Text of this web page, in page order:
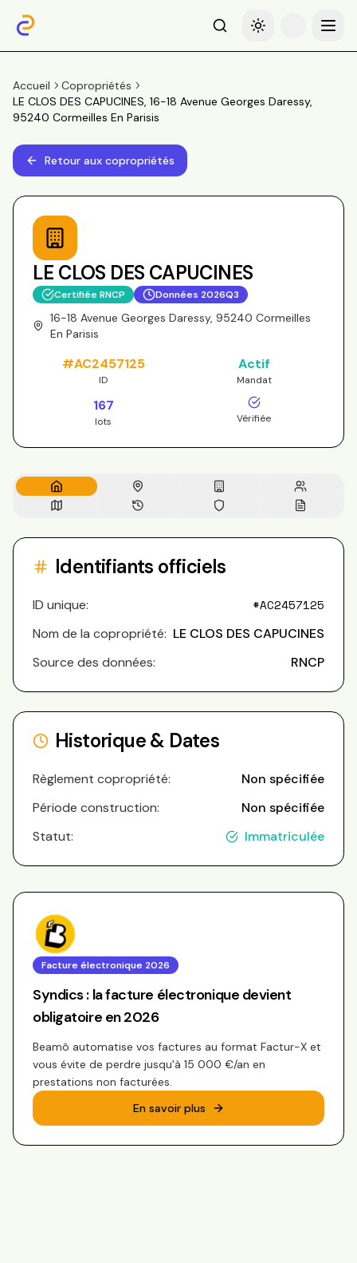
RechercheBasculer le thème
Menu
Accueil
Copropriétés
LE CLOS DES CAPUCINES, 16-18 Avenue Georges Daressy,
95240 Cormeilles En Parisis
Retour aux copropriétés
LE CLOS DES CAPUCINES
Certifiée RNCP Données 2026Q3
16-18 Avenue Georges Daressy, 95240 Cormeilles
En Parisis
#AC2457125
ID
Actif
Mandat
167
lots Vérifiée
Identifiants officiels
ID unique: #AC2457125
Nom de la copropriété: LE CLOS DES CAPUCINES
Source des données:
RNCP
Historique & Dates
Règlement copropriété:
Non spécifiée
Période construction:
Non spécifiée
Statut:
Immatriculée
Facture électronique 2026
Syndics : la facture électronique devient
obligatoire en 2026
Beamô automatise vos factures au format Factur-X et
vous évite de perdre jusqu'à 15 000 €/an en
prestations non facturées.
En savoir plus